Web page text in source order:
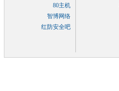
80主机
智博网络
红防安全吧